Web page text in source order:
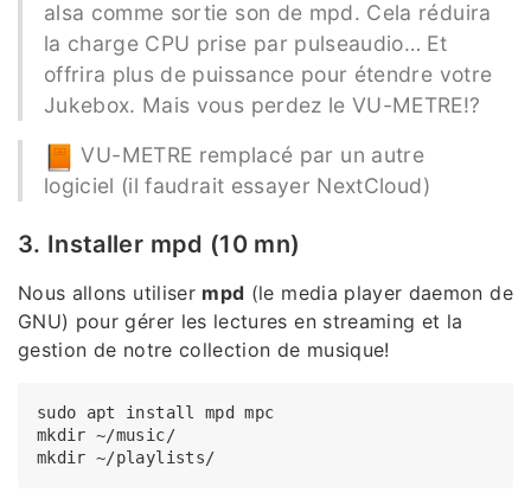
alsa comme sortie son de mpd. Cela réduira
la charge CPU prise par pulseaudio… Et
offrira plus de puissance pour étendre votre
Jukebox. Mais vous perdez le VU-METRE!?
VU-METRE remplacé par un autre
logiciel (il faudrait essayer NextCloud)
3. Installer mpd (10 mn)
Nous allons utiliser mpd (le media player daemon de
GNU) pour gérer les lectures en streaming et la
gestion de notre collection de musique!
sudo apt install mpd mpc
mkdir ~/music/